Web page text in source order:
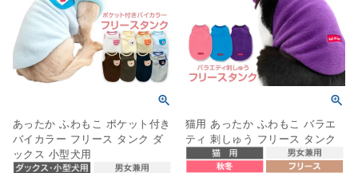
あったか ふわもこ ポケット付き
バイカラー フリース タンク ダ
ックス 小型犬用
猫用 あったか ふわもこ バラエ
ティ 刺しゅう フリース タンク